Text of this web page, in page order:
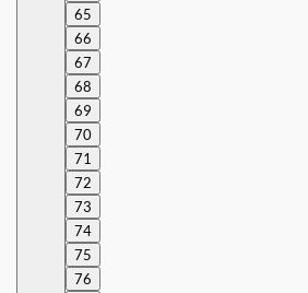
65
66
67
68
69
70
71
72
73
74
75
76